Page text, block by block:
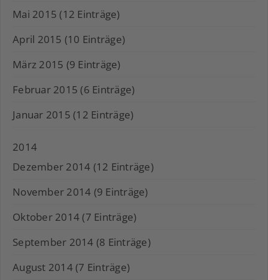
Mai 2015 (12 Einträge)
April 2015 (10 Einträge)
März 2015 (9 Einträge)
Februar 2015 (6 Einträge)
Januar 2015 (12 Einträge)
2014
Dezember 2014 (12 Einträge)
November 2014 (9 Einträge)
Oktober 2014 (7 Einträge)
September 2014 (8 Einträge)
August 2014 (7 Einträge)